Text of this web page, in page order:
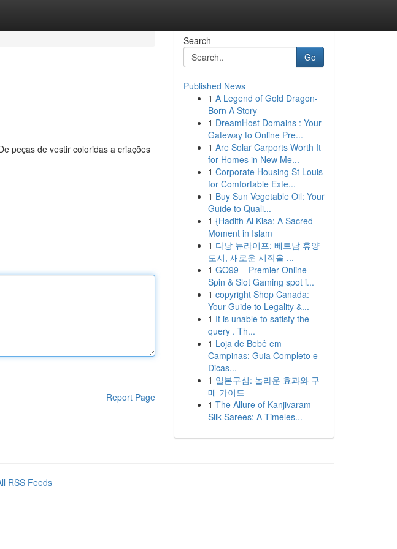
peças de vestir coloridas a criações
Report Page
Search
Go
Published News
1 A Legend of Gold Dragon-
Born A Story
1 DreamHost Domains : Your
Gateway to Online Pre...
1 Are Solar Carports Worth It
for Homes in New Me...
1 Corporate Housing St Louis
for Comfortable Exte...
1 Buy Sun Vegetable Oil: Your
Guide to Quali...
1 {Hadith Al Kisa: A Sacred
Moment in Islam
1 다낭 뉴라이프: 베트남 휴양
도시, 새로운 시작을 ...
1 GO99 – Premier Online
Spin & Slot Gaming spot i...
1 copyright Shop Canada:
Your Guide to Legality &...
1 It is unable to satisfy the
query . Th...
1 Loja de Bebê em
Campinas: Guia Completo e
Dicas...
1 일본구심: 놀라운 효과와 구
매 가이드
1 The Allure of Kanjivaram
Silk Sarees: A Timeles...
RSS Feeds